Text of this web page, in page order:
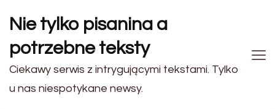
Nie tylko pisanina a
potrzebne teksty
Ciekawy serwis z intrygującymi tekstami. Tylko
u nas niespotykane newsy.